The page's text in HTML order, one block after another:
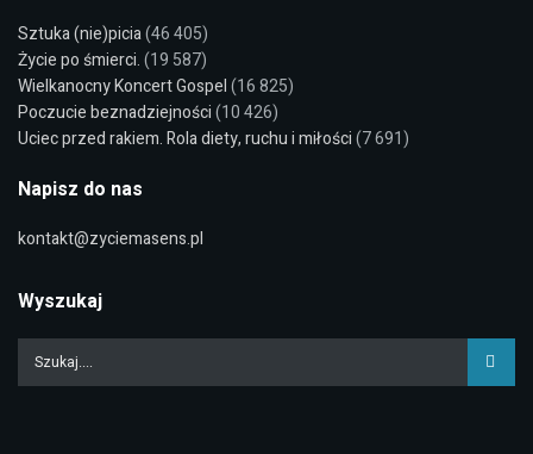
Sztuka (nie)picia(46 405)
Życie po śmierci.(19 587)
Wielkanocny Koncert Gospel(16 825)
Poczucie beznadziejności(10 426)
Uciec przed rakiem. Rola diety, ruchu i miłości(7 691)
Napisz do nas
kontakt@zyciemasens.pl
Wyszukaj